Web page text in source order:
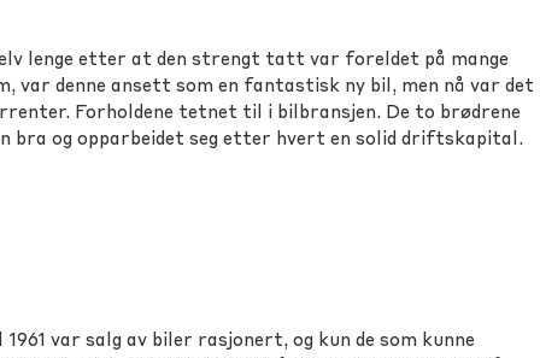
lenge etter at den strengt tatt var foreldet på mange
var denne ansett som en fantastisk ny bil, men nå var det
Forholdene tetnet til i bilbransjen. De to brødrene
bra og opparbeidet seg etter hvert en solid driftskapital.
var salg av biler rasjonert, og kun de som kunne